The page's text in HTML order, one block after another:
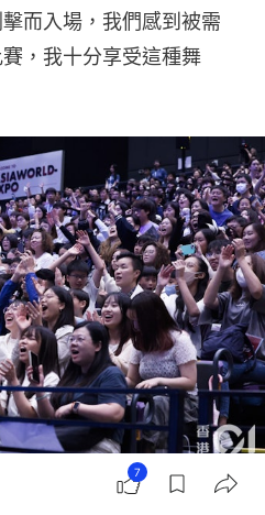
而入場，我們感到被需
，我十分享受這種舞
依然享受。（資料圖片／趙子晉攝）
7